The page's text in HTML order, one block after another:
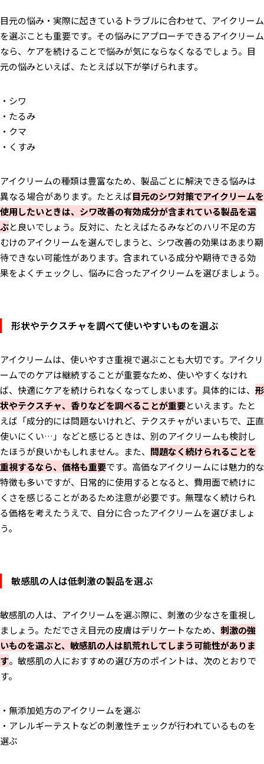
目元の悩み・実際に起きているトラブルに合わせて、アイクリーム
を選ぶことも重要です。その悩みにアプローチできるアイクリーム
なら、ケアを続けることで悩みが気にならなくなるでしょう。目
元の悩みといえば、たとえば以下が挙げられます。
・シワ
・たるみ
・クマ
・くすみ
アイクリームの種類は豊富なため、製品ごとに解決できる悩みは
異なる場合があります。たとえば目元のシワ対策でアイクリームを
使用したいときは、シワ改善の有効成分が含まれている製品を選
ぶと良いでしょう。反対に、たとえばたるみなどのハリ不足の方
むけのアイクリームを選んでしまうと、シワ改善の効果はあまり期
待できない可能性があります。含まれている成分や期待できる効
果をよくチェックし、悩みに合ったアイクリームを選びましょう。
形状やテクスチャを調べて使いやすいものを選ぶ
アイクリームは、使いやすさ重視で選ぶことも大切です。アイクリ
ームでのケアは継続することが重要なため、使いやすくなけれ
ば、快適にケアを続けられなくなってしまいます。具体的には、 形
状やテクスチャ、香りなどを調べることが重要といえます。たと
えば「成分的には問題ないけれど、テクスチャがいまいちで、正直
使いにくい…」などと感じるときは、別のアイクリームも検討し
たほうが良いかもしれません。また、 問題なく続けられることを
重視するなら、価格も重要です。高価なアイクリームには魅力的な
特徴も多いですが、日常的に使用するとなると、費用面で続けに
くさを感じることがあるため注意が必要です。無理なく続けられ
る価格を考えたうえで、自分に合ったアイクリームを選びましょ
う。
敏感肌の人は低刺激の製品を選ぶ
敏感肌の人は、アイクリームを選ぶ際に、刺激の少なさを重視し
ましょう。ただでさえ目元の皮膚はデリケートなため、 刺激の強
いものを選ぶと、敏感肌の人は肌荒れしてしまう可能性がありま
す。敏感肌の人におすすめの選び方のポイントは、次のとおりで
す。
・無添加処方のアイクリームを選ぶ
・アレルギーテストなどの刺激性チェックが行われているものを
選ぶ